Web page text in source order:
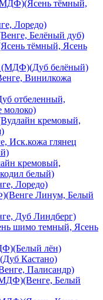
тёмный,
Лоредо)
Белёный дуб)
тёмный, Ясень
(МДФ)(Дуб белёный)
Винилкожа
отбеленный,
молоко)
кремовый,
Иск.кожа глянец
кремовый,
белый)
Лоредо)
Линум, Белый
Дуб Линдберг)
шимо темный, Ясень
лён)
Кастано)
Палисандр)
Белый